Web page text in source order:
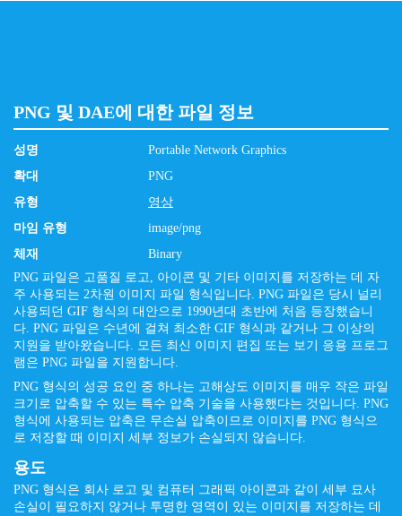
PNG 및 DAE에 대한 파일 정보
성명
Portable Network Graphics
확대
PNG
유형
영상
마임 유형
image/png
체재
Binary
PNG 파일은 고품질 로고, 아이콘 및 기타 이미지를 저장하는 데 자
주 사용되는 2차원 이미지 파일 형식입니다. PNG 파일은 당시 널리
사용되던 GIF 형식의 대안으로 1990년대 초반에 처음 등장했습니
다. PNG 파일은 수년에 걸쳐 최소한 GIF 형식과 같거나 그 이상의
지원을 받아왔습니다. 모든 최신 이미지 편집 또는 보기 응용 프로그
램은 PNG 파일을 지원합니다.
PNG 형식의 성공 요인 중 하나는 고해상도 이미지를 매우 작은 파일
크기로 압축할 수 있는 특수 압축 기술을 사용했다는 것입니다. PNG
형식에 사용되는 압축은 무손실 압축이므로 이미지를 PNG 형식으
로 저장할 때 이미지 세부 정보가 손실되지 않습니다.
용도
PNG 형식은 회사 로고 및 컴퓨터 그래픽 아이콘과 같이 세부 묘사
손실이 필요하지 않거나 투명한 영역이 있는 이미지를 저장하는 데